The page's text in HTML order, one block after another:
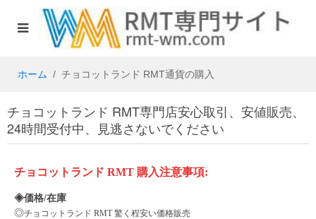
ホーム チョコットランド RMT通貨の購入
チョコットランド RMT専門店安心取引、安値販売、
24時間受付中、見逃さないでください
チョコットランド RMT 購入注意事項:
◈価格/在庫
◎チョコットランド RMT 驚く程安い価格販売